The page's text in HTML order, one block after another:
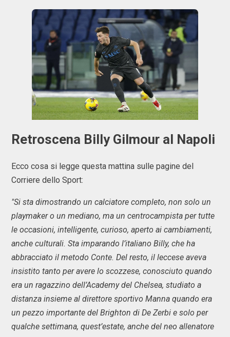
Retroscena Billy Gilmour al Napoli
Ecco cosa si legge questa mattina sulle pagine del
Corriere dello Sport:
"Si sta dimostrando un calciatore completo, non solo un
playmaker o un mediano, ma un centrocampista per tutte
le occasioni, intelligente, curioso, aperto ai cambiamenti,
anche culturali. Sta imparando l’italiano Billy, che ha
abbracciato il metodo Conte. Del resto, il leccese aveva
insistito tanto per avere lo scozzese, conosciuto quando
era un ragazzino dell’Academy del Chelsea, studiato a
distanza insieme al direttore sportivo Manna quando era
un pezzo importante del Brighton di De Zerbi e solo per
qualche settimana, quest’estate, anche del neo allenatore